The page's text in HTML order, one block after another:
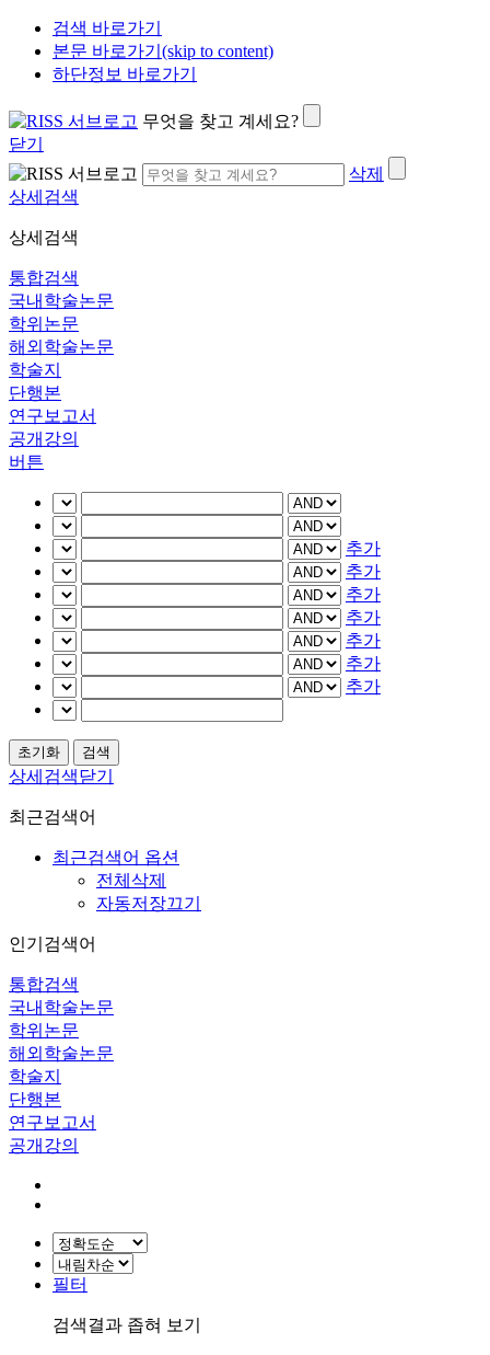
검색 바로가기
본문 바로가기(skip to content)
하단정보 바로가기
무엇을 찾고 계세요?
닫기
삭제
상세검색
상세검색
통합검색
국내학술논문
학위논문
해외학술논문
학술지
단행본
연구보고서
공개강의
버튼
추가
추가
추가
추가
추가
추가
추가
상세검색닫기
최근검색어
최근검색어 옵션
전체삭제
자동저장끄기
인기검색어
통합검색
국내학술논문
학위논문
해외학술논문
학술지
단행본
연구보고서
공개강의
필터
검색결과 좁혀 보기